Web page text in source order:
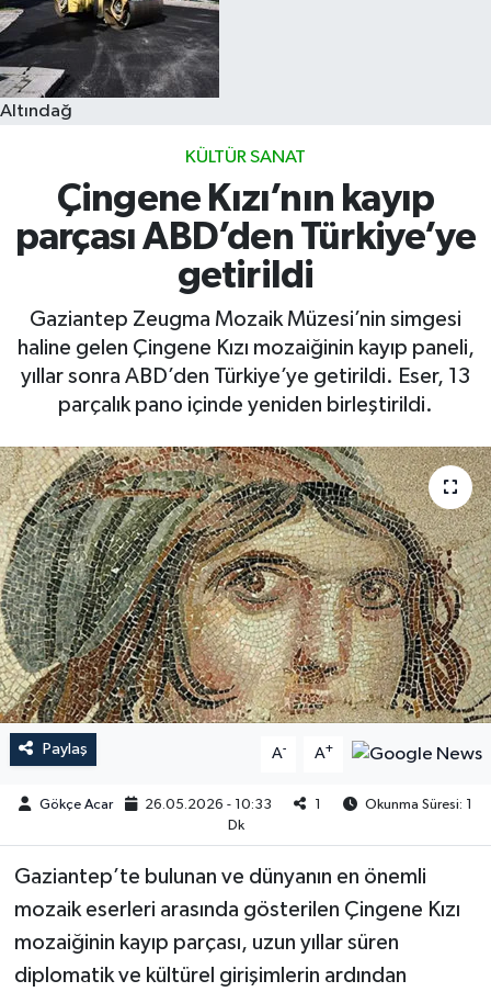
Altındağ
KÜLTÜR SANAT
Çingene Kızı’nın kayıp
parçası ABD’den Türkiye’ye
getirildi
Gaziantep Zeugma Mozaik Müzesi’nin simgesi
haline gelen Çingene Kızı mozaiğinin kayıp paneli,
yıllar sonra ABD’den Türkiye’ye getirildi. Eser, 13
parçalık pano içinde yeniden birleştirildi.
Paylaş A- A+
Gökçe Acar 26.05.2026 - 10:33 1
Okunma Süresi: 1
Dk
Gaziantep’te bulunan ve dünyanın en önemli
mozaik eserleri arasında gösterilen Çingene Kızı
mozaiğinin kayıp parçası, uzun yıllar süren
diplomatik ve kültürel girişimlerin ardından